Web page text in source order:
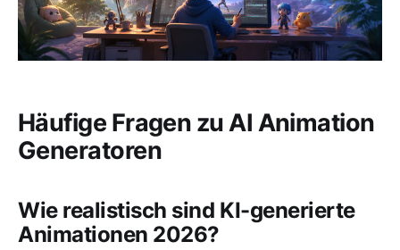
Häufige Fragen zu AI Animation
Generatoren
Wie realistisch sind KI-generierte
Animationen 2026?